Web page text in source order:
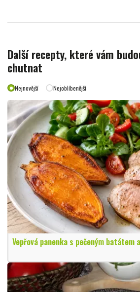
Další recepty, které vám
chutnat
Nejnovější Nejoblíbenější
Vepřová panenka s pečeným batátem